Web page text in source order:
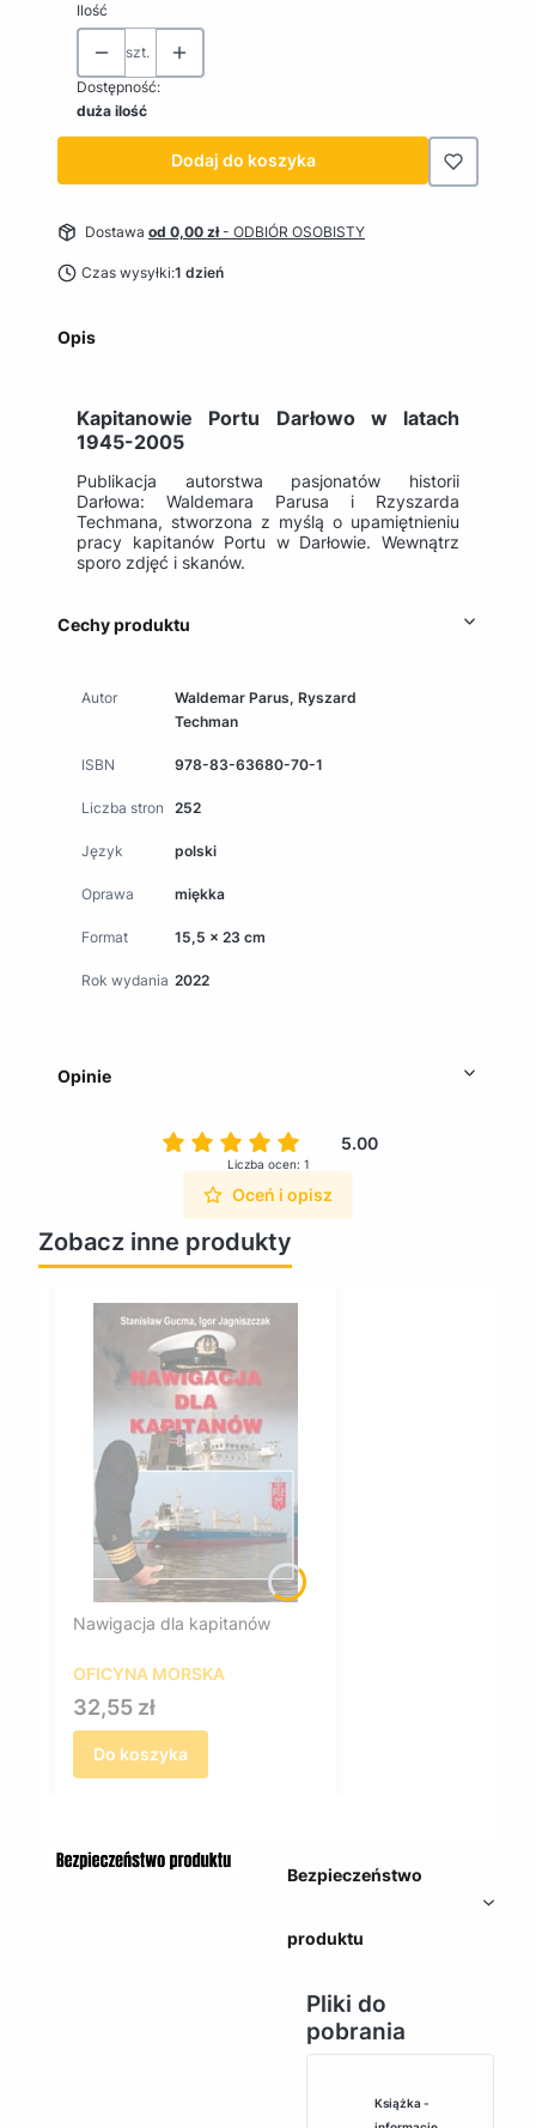
Ilość
szt.
Dostępność:
duża ilość
Dodaj do koszyka
Dostawa od 0,00 zł- ODBIÓR OSOBISTY
Czas wysyłki:1 dzień
Opis
Kapitanowie Portu Darłowo w latach
1945-2005
Publikacja autorstwa pasjonatów historii
Darłowa: Waldemara Parusa i Rzyszarda
Techmana, stworzona z myślą o upamiętnieniu
pracy kapitanów Portu w Darłowie. Wewnątrz
sporo zdjęć i skanów.
Cechy produktu
Autor
Waldemar Parus, Ryszard
Techman
ISBN 978-83-63680-70-1
Liczba stron 252
Język polski
Oprawa miękka
Format 15,5 x 23 cm
Rok wydania 2022
Opinie
5.00
Liczba ocen: 1
Oceń i opisz
Zobacz inne produkty
Nawigacja dla kapitanów
OFICYNA MORSKA
Cena
32,55 zł
Do koszyka
Bezpieczeństwo
produktu
Pliki do
pobrania
Książka -